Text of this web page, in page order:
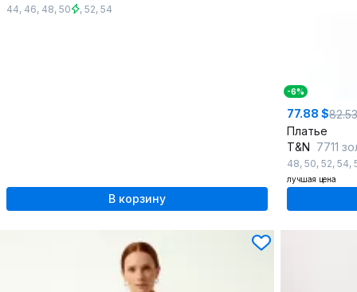
44, 46, 48, 50 , 52, 54
В корзину
-6%
77.88 $82.53
Платье
T&N 7711
48, 50, 52, 54,
лучшая цена